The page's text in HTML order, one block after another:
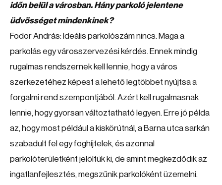
időn belül a városban. Hány parkoló jelentene
üdvösséget mindenkinek?
Fodor András: Ideális parkolószám nincs. Maga a
parkolás egy városszervezési kérdés. Ennek mindig
rugalmas rendszernek kell lennie, hogy a város
szerkezetéhez képest a lehető legtöbbet nyújtsa a
forgalmi rend szempontjából. Azért kell rugalmasnak
lennie, hogy gyorsan változtatható legyen. Erre jó példa
az, hogy most például a kiskörútnál, a Barna utca sarkán
szabadult fel egy foghíjtelek, és azonnal
parkolóterületként jelöltük ki, de amint megkezdődik az
ingatlanfejlesztés, megszűnik parkolóként üzemelni.